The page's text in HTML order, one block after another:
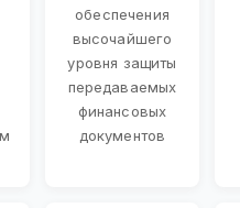
обеспечения
высочайшего
уровня защиты
передаваемых
финансовых
документов